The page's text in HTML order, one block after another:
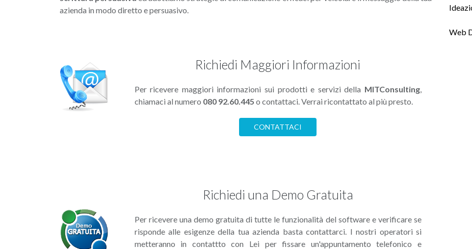
azienda in modo diretto e persuasivo.
Richiedi Maggiori Informazioni
Per ricevere maggiori informazioni sui prodotti e servizi della MITConsulting,
chiamaci al numero 080 92.60.445 o contattaci. Verrai ricontattato al più presto.
CONTATTACI
Richiedi una Demo Gratuita
Per ricevere una demo gratuita di tutte le funzionalità del software e verificare se
risponde alle esigenze della tua azienda basta contattarci. I nostri operatori si
metteranno in contattto con Lei per fissare un'appuntamento telefonico e
Web